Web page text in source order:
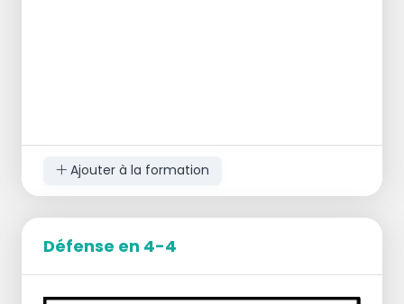
Ajouter à la formation
Défense en 4-4